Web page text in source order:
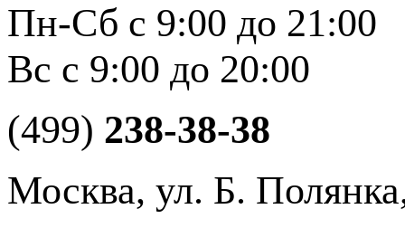
Пн-Сб с 9:00 до 21:00
Вс с 9:00 до 20:00
(499) 238-38-38
Москва, ул. Б.